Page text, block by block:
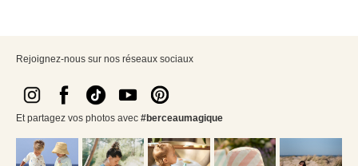
Rejoignez-nous sur nos réseaux sociaux
Et partagez vos photos avec #berceaumagique